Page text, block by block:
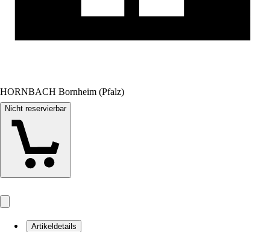
HORNBACH Bornheim (Pfalz)
Nicht reservierbar
Artikeldetails